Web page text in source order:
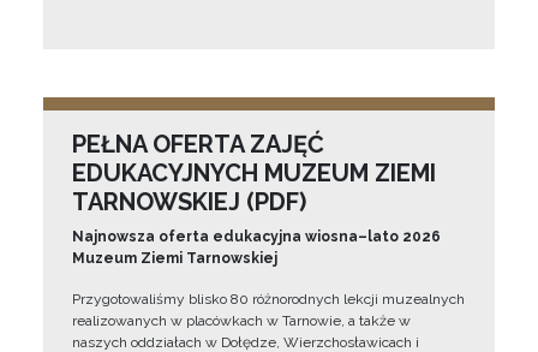
PEŁNA OFERTA ZAJĘĆ
EDUKACYJNYCH MUZEUM ZIEMI
TARNOWSKIEJ (PDF)
Najnowsza oferta edukacyjna wiosna–lato 2026
Muzeum Ziemi Tarnowskiej
Przygotowaliśmy blisko 80 różnorodnych lekcji muzealnych
realizowanych w placówkach w Tarnowie, a także w
naszych oddziałach w Dołędze, Wierzchosławicach i